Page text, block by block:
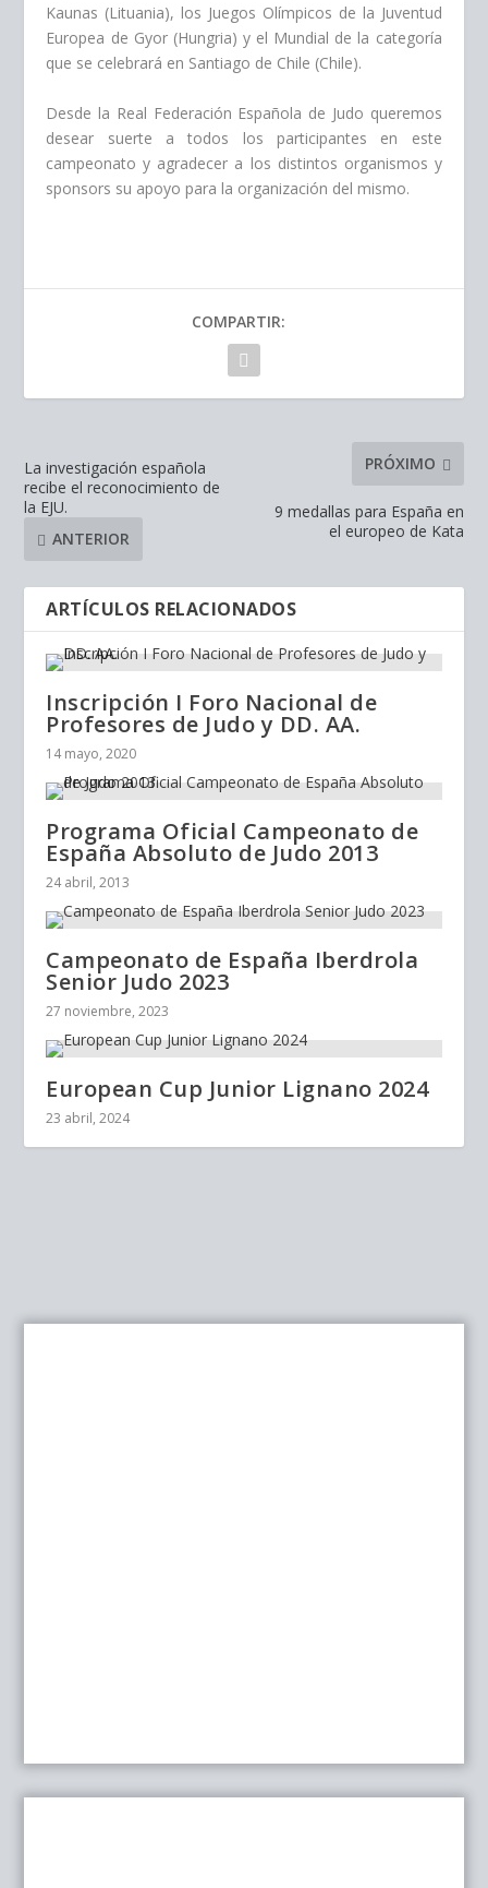
Kaunas (Lituania), los Juegos Olímpicos de la Juventud
Europea de Gyor (Hungria) y el Mundial de la categoría
que se celebrará en Santiago de Chile (Chile).
Desde la Real Federación Española de Judo queremos
desear suerte a todos los participantes en este
campeonato y agradecer a los distintos organismos y
sponsors su apoyo para la organización del mismo.
COMPARTIR:
La investigación española
recibe el reconocimiento de
la EJU.
ANTERIOR
PRÓXIMO
9 medallas para España en
el europeo de Kata
ARTÍCULOS RELACIONADOS
Inscripción I Foro Nacional de
Profesores de Judo y DD. AA.
14 mayo, 2020
Programa Oficial Campeonato de
España Absoluto de Judo 2013
24 abril, 2013
Campeonato de España Iberdrola
Senior Judo 2023
27 noviembre, 2023
European Cup Junior Lignano 2024
23 abril, 2024